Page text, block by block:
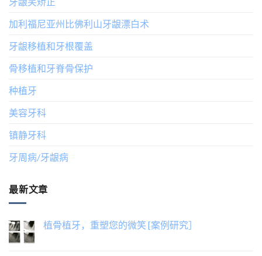
加利福尼亚州比佛利山牙龈漂白术
牙龈移植和牙根覆盖
骨移植和牙脊骨保护
种植牙
美容牙科
镇静牙科
牙周病/牙龈病
最新文章
植骨植牙，重塑您的微笑 [案例研究］